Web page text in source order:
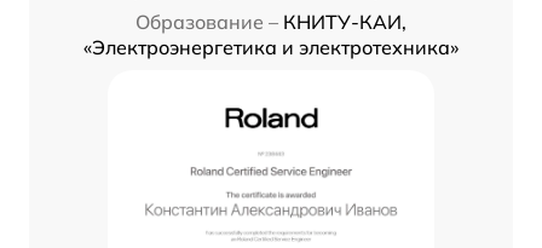
Образование – КНИТУ-КАИ,
«Электроэнергетика и электротехника»